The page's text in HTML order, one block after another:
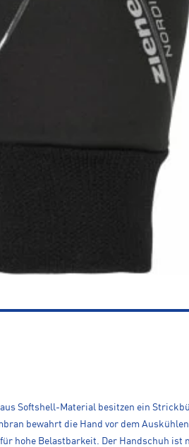
Softshell-Material besitzen ein
bewahrt die Hand vor dem
hohe Belastbarkeit. Der Handschuh ist